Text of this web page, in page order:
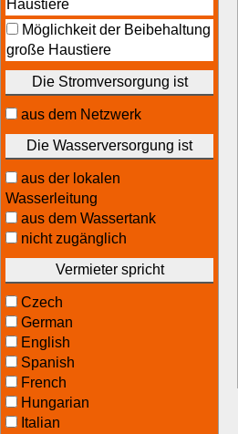
Haustiere
Möglichkeit der Beibehaltung
große Haustiere
Die Stromversorgung ist
aus dem Netzwerk
Die Wasserversorgung ist
aus der lokalen
Wasserleitung
aus dem Wassertank
nicht zugänglich
Vermieter spricht
Czech
German
English
Spanish
French
Hungarian
Italian